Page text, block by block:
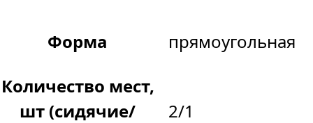
Форма
прямоугольная
Количество мест,
шт (сидячие/
2/1